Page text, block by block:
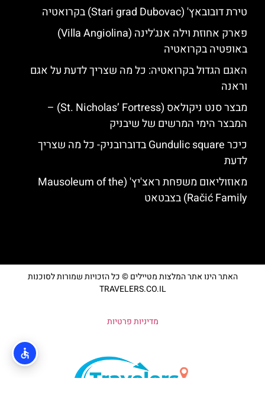
טירת דובובאץ' (Stari grad Dubovac) בקרואטיה
פארק אחוזת וילה אנג'לינה (Villa Angiolina)
באופטיה בקרואטיה
האגם הגדול בקרואטיה: כל מה שצריך לדעת על אגם
וראנה
מבצר סנט ניקולאס (St. Nicholas’ Fortress) –
המבצר הימי המרשים של שיבניק
כיכר Gundulic square בדוברובניק- כל מה שצריך
לדעת
מאוזוליאום משפחת ראצ'יץ' (Mausoleum of the
Račić Family) בצבטאט
האתר הינו אתר המלצות מטיילים © כל הזכויות שמורות לסוכנות
TRAVELERS.CO.IL
מדיניות פרטיות